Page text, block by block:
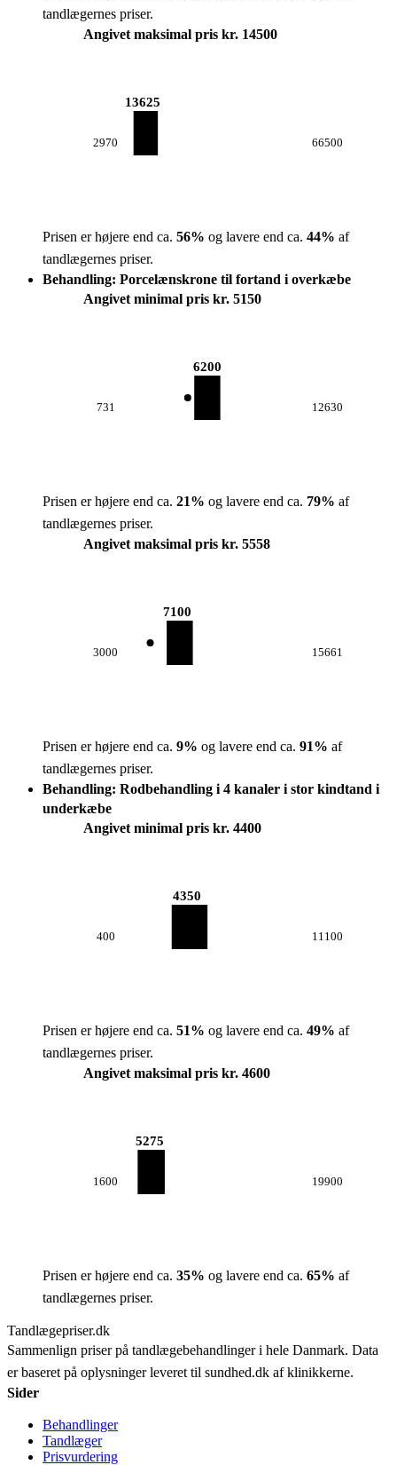
tandlægernes priser.
Angivet maksimal pris kr. 14500
2970
13625
66500
Prisen er højere end ca. 56% og lavere end ca. 44% af
tandlægernes priser.
Behandling: Porcelænskrone til fortand i overkæbe
Angivet minimal pris kr. 5150
731
6200
12630
Prisen er højere end ca. 21% og lavere end ca. 79% af
tandlægernes priser.
Angivet maksimal pris kr. 5558
3000
7100
15661
Prisen er højere end ca. 9% og lavere end ca. 91% af
tandlægernes priser.
Behandling: Rodbehandling i 4 kanaler i stor kindtand i
underkæbe
Angivet minimal pris kr. 4400
400
4350
11100
Prisen er højere end ca. 51% og lavere end ca. 49% af
tandlægernes priser.
Angivet maksimal pris kr. 4600
1600
5275
19900
Prisen er højere end ca. 35% og lavere end ca. 65% af
tandlægernes priser.
Tandlægepriser.dk
Sammenlign priser på tandlægebehandlinger i hele Danmark. Data
er baseret på oplysninger leveret til sundhed.dk af klinikkerne.
Sider
Behandlinger
Tandlæger
Prisvurdering